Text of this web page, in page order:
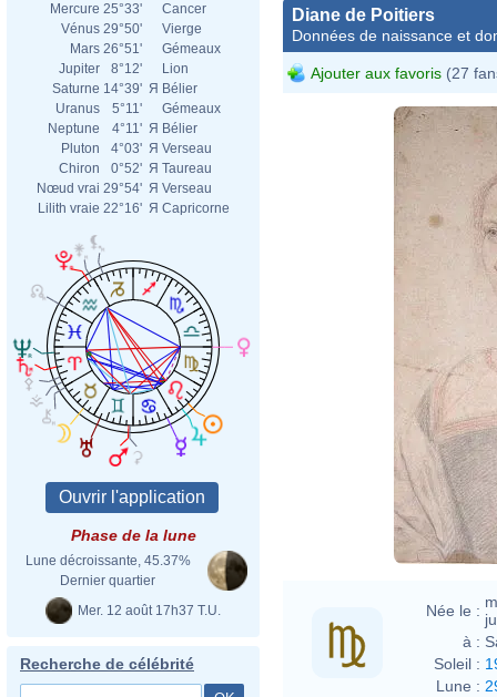
Mercure 25°33'
Cancer
Vénus 29°50'
Vierge
Mars 26°51'
Gémeaux
Jupiter
8°12'
Lion
Saturne 14°39' Я Bélier
Uranus
5°11'
Gémeaux
Neptune
4°11' Я Bélier
Pluton
4°03' Я Verseau
Chiron
0°52' Я Taureau
Nœud vrai 29°54' Я Verseau
Lilith vraie 22°16' Я Capricorne
Phase de la lune
Lune décroissante, 45.37%
Dernier quartier
Mer. 12 août 17h37 T.U.
Recherche de célébrité
Diane de Poitiers
Données de naissance et
Ajouter aux favoris (27
Jean
Née le :
à :
Soleil :
Lune :